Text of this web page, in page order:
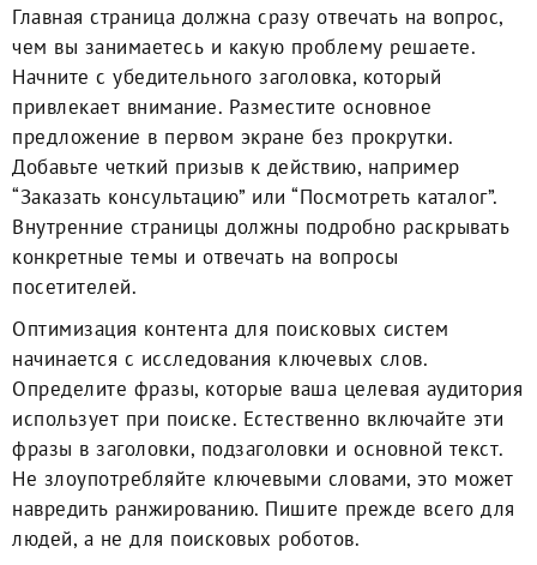
Главная страница должна сразу отвечать на вопрос,
чем вы занимаетесь и какую проблему решаете.
Начните с убедительного заголовка, который
привлекает внимание. Разместите основное
предложение в первом экране без прокрутки.
Добавьте четкий призыв к действию, например
“Заказать консультацию” или “Посмотреть каталог”.
Внутренние страницы должны подробно раскрывать
конкретные темы и отвечать на вопросы
посетителей.
Оптимизация контента для поисковых систем
начинается с исследования ключевых слов.
Определите фразы, которые ваша целевая аудитория
использует при поиске. Естественно включайте эти
фразы в заголовки, подзаголовки и основной текст.
Не злоупотребляйте ключевыми словами, это может
навредить ранжированию. Пишите прежде всего для
людей, а не для поисковых роботов.